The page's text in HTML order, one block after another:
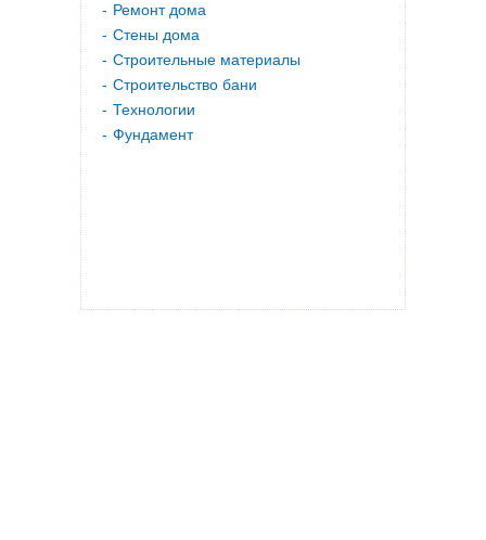
Ремонт дома
Стены дома
Строительные материалы
Строительство бани
Технологии
Фундамент